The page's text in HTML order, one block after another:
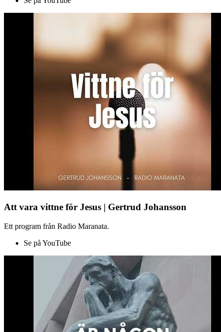
Att vara vittne för Jesus | Gertrud Johansson
Ett program från Radio Maranata.
Se på YouTube